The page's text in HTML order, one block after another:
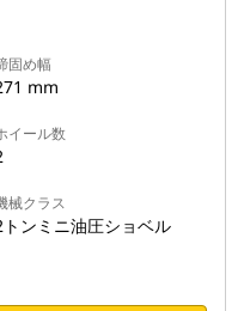
固め幅
mm
イール数
械クラス
ンミニ油圧ショベル